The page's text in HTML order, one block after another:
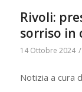
Rivoli:
sorriso in
14 Ottobre 2024 /
Notizia a cura